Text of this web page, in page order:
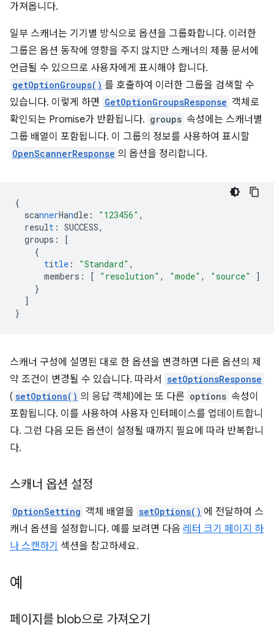
가져옵니다.
일부 스캐너는 기기별 방식으로 옵션을 그룹화합니다. 이러한
그룹은 옵션 동작에 영향을 주지 않지만 스캐너의 제품 문서에
언급될 수 있으므로 사용자에게 표시해야 합니다.
getOptionGroups() 를 호출하여 이러한 그룹을 검색할 수
있습니다. 이렇게 하면 GetOptionGroupsResponse 객체로
확인되는 Promise가 반환됩니다. groups 속성에는 스캐너별
그룹 배열이 포함됩니다. 이 그룹의 정보를 사용하여 표시할
OpenScannerResponse 의 옵션을 정리합니다.
{
scannerHandle : "123456" ,
result : SUCCESS,
groups :
[
{
title : "Standard" ,
members : [ "resolution" , "mode" , "source"
]
}
]
}
스캐너 구성에 설명된 대로 한 옵션을 변경하면 다른 옵션의 제
약 조건이 변경될 수 있습니다. 따라서 setOptionsResponse
( setOptions() 의 응답 객체)에는 또 다른 options 속성이
포함됩니다. 이를 사용하여 사용자 인터페이스를 업데이트합니
다. 그런 다음 모든 옵션이 설정될 때까지 필요에 따라 반복합니
다.
스캐너 옵션 설정
OptionSetting 객체 배열을 setOptions() 에 전달하여 스
캐너 옵션을 설정합니다. 예를 보려면 다음 레터 크기 페이지 하
나 스캔하기 섹션을 참고하세요.
예
페이지를 blob으로 가져오기